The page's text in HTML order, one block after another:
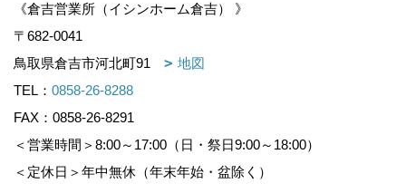
《倉吉営業所（イシンホーム倉吉） 》
〒682-0041
鳥取県倉吉市河北町91
地図
TEL： 0858-26-8288
FAX：0858-26-8291
＜営業時間＞8:00～17:00（日・祭日9:00～18:00）
＜定休日＞年中無休（年末年始・盆除く）